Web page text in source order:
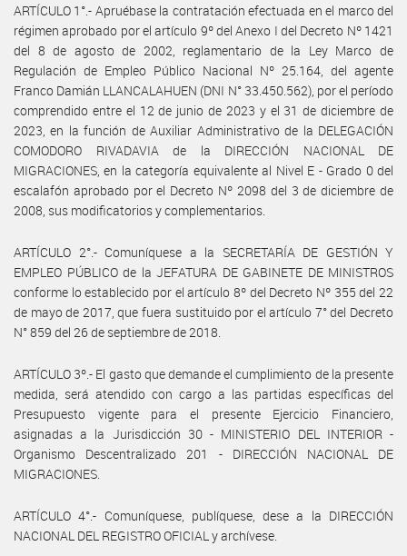
ARTÍCULO 1°.- Apruébase la contratación efectuada en el marco del
régimen aprobado por el artículo 9º del Anexo I del Decreto Nº 1421
del 8 de agosto de 2002, reglamentario de la Ley Marco de
Regulación de Empleo Público Nacional Nº 25.164, del agente
Franco Damián LLANCALAHUEN (DNI N° 33.450.562), por el período
comprendido entre el 12 de junio de 2023 y el 31 de diciembre de
2023, en la función de Auxiliar Administrativo de la DELEGACIÓN
COMODORO RIVADAVIA de la DIRECCIÓN NACIONAL DE
MIGRACIONES, en la categoría equivalente al Nivel E - Grado 0 del
escalafón aprobado por el Decreto Nº 2098 del 3 de diciembre de
2008, sus modificatorios y complementarios.
ARTÍCULO 2°.- Comuníquese a la SECRETARÍA DE GESTIÓN Y
EMPLEO PÚBLICO de la JEFATURA DE GABINETE DE MINISTROS
conforme lo establecido por el artículo 8º del Decreto Nº 355 del 22
de mayo de 2017, que fuera sustituido por el artículo 7° del Decreto
N° 859 del 26 de septiembre de 2018.
ARTÍCULO 3º.- El gasto que demande el cumplimiento de la presente
medida, será atendido con cargo a las partidas específicas del
Presupuesto vigente para el presente Ejercicio Financiero,
asignadas a la Jurisdicción 30 - MINISTERIO DEL INTERIOR -
Organismo Descentralizado 201 - DIRECCIÓN NACIONAL DE
MIGRACIONES.
ARTÍCULO 4°.- Comuníquese, publíquese, dese a la DIRECCIÓN
NACIONAL DEL REGISTRO OFICIAL y archívese.